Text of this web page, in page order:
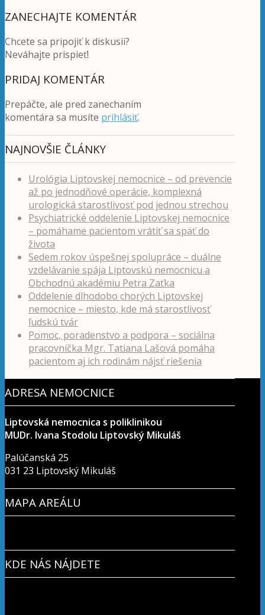
ZANECHAJTE KOMENTÁR
Chcete sa pripojiť k diskusii?
Neváhajte prispieť!
PRIDAJ KOMENTÁR
Prepáčte, ale pred zanechaním
komentára sa musíte prihlásiť.
NAJNOVŠIE ČLÁNKY
Urológia Liptovskej nemocnice – od prevencie
až po jednodňové operácie, komplexná
urologická starostlivosť pod jednou strechou
Psychiatrické oddelenie Liptovskej nemocnice
– pomáhame pacientom vrátiť sa späť do
života
Sedem rokov úspešnej spolupráce – duálne
vzdelávanie spája Liptovskú nemocnicu a
Obchodnú akadémiu Petra Zaťka
Oddelenie dlhodobo chorých Liptovskej
nemocnice – miesto, kde má starostlivosť
ľudskú tvár
Pomoc, poradenstvo a podpora – sociálna
pracovníčka Mgr. Tatiana Lašová pomáha
pacientom aj ich rodinám nájsť riešenia
ADRESA NEMOCNICE
Liptovská nemocnica s poliklinikou
MUDr. Ivana Stodolu Liptovský Mikuláš
Palúčanská 25
031 23 Liptovský Mikuláš
MAPA AREÁLU
KDE NÁS NÁJDETE